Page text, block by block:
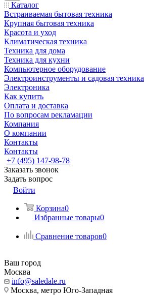
Каталог
Встраиваемая бытовая техника
Крупная бытовая техника
Красота и уход
Климатическая техника
Техника для дома
Техника для кухни
Компьютерное оборудование
Электроинструменты и садовая техника
Электроника
Как купить
Оплата и доставка
По вопросам рекламации
Компания
О компании
Контакты
Контакты
+7 (495) 147-98-78
Заказать звонок
Задать вопрос
Войти
Корзина0
Избранные товары0
Сравнение товаров0
Ваш город
Москва
info@saledale.ru
Москва, метро Юго-Западная